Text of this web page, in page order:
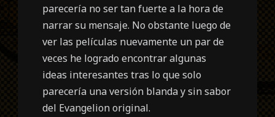
parecería no ser tan fuerte a la hora de
narrar su mensaje. No obstante luego de
ver las películas nuevamente un par de
veces he logrado encontrar algunas
ideas interesantes tras lo que solo
parecería una versión blanda y sin sabor
del Evangelion original.